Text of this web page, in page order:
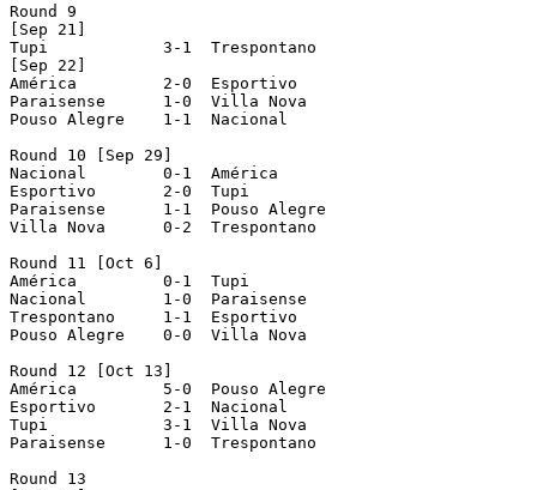
Round 9
[Sep 21]
Tupi	  	3-1  Trespontano
[Sep 22]
América  	2-0  Esportivo
Paraisense	1-0  Villa Nova
Pouso Alegre  	1-1  Nacional
Round 10 [Sep 29]
Nacional  	0-1  América
Esportivo  	2-0  Tupi
Paraisense	1-1  Pouso Alegre
Villa Nova	0-2  Trespontano
Round 11 [Oct 6]
América  	0-1  Tupi
Nacional  	1-0  Paraisense
Trespontano	1-1  Esportivo
Pouso Alegre  	0-0  Villa Nova
Round 12 [Oct 13]
América  	5-0  Pouso Alegre
Esportivo  	2-1  Nacional
Tupi	  	3-1  Villa Nova
Paraisense	1-0  Trespontano
Round 13